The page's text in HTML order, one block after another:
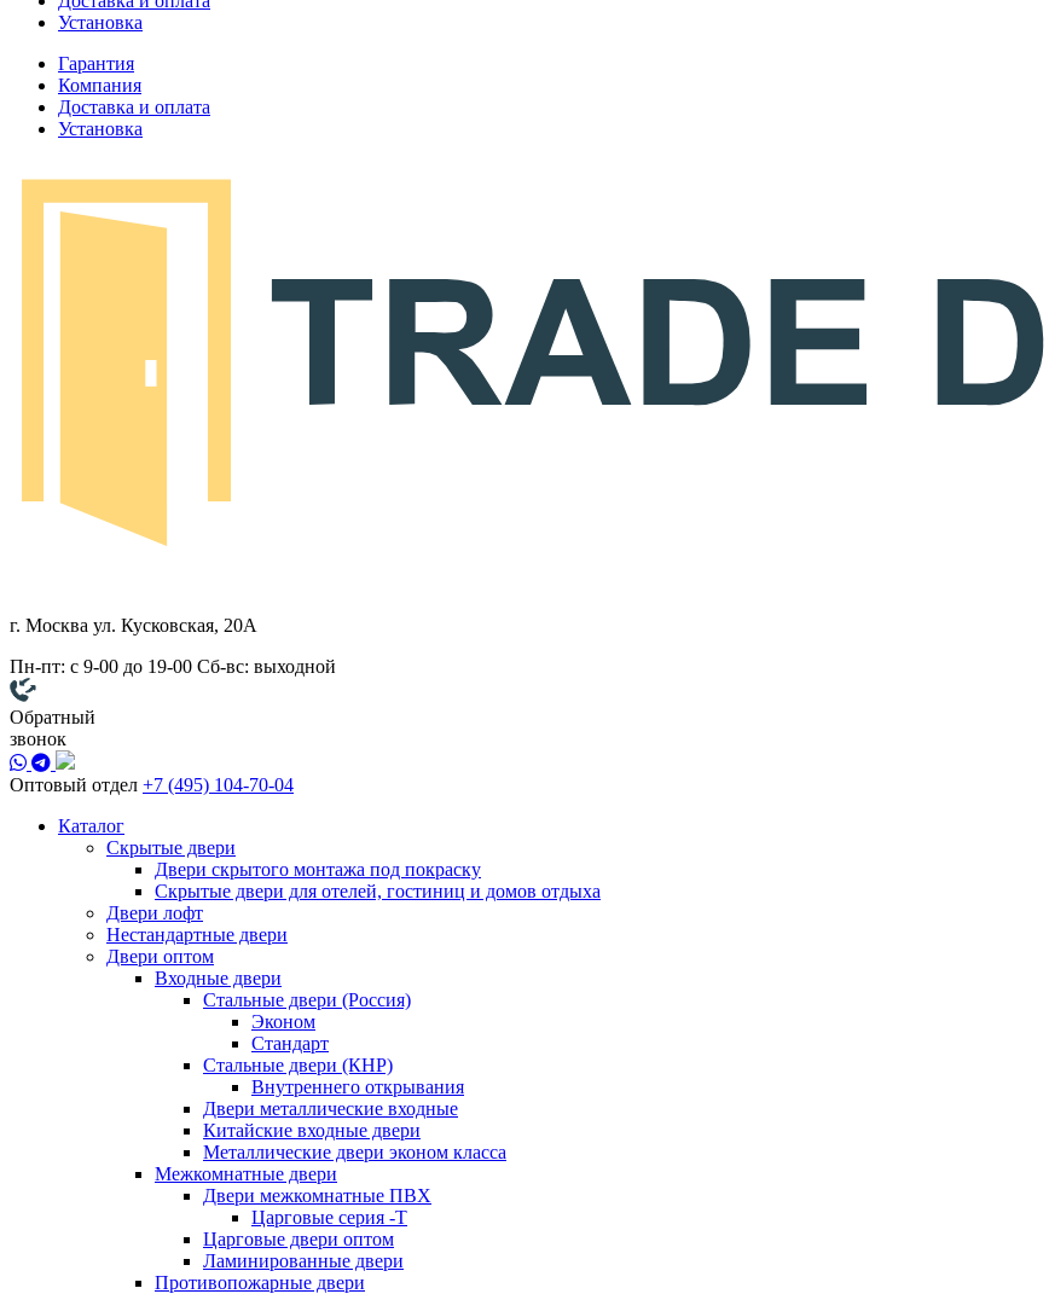
Установка
Гарантия
Компания
Доставка и оплата
Установка
г. Москва ул. Кусковская, 20А
Пн-пт: с 9-00 до 19-00 Сб-вс: выходной
Обратный
звонок
Оптовый отдел +7 (495) 104-70-04
Каталог
Скрытые двери
Двери скрытого монтажа под покраску
Скрытые двери для отелей, гостиниц и домов отдыха
Двери лофт
Нестандартные двери
Двери оптом
Входные двери
Стальные двери (Россия)
Эконом
Стандарт
Стальные двери (КНР)
Внутреннего открывания
Двери металлические входные
Китайские входные двери
Металлические двери эконом класса
Межкомнатные двери
Двери межкомнатные ПВХ
Царговые серия -Т
Царговые двери оптом
Ламинированные двери
Противопожарные двери